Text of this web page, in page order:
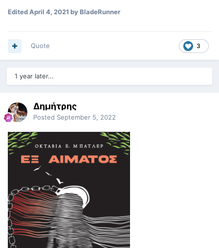
EditedApril 4, 2021 by BladeRunner
3
Quote
1 year later...
Δημήτρης
Posted September 5, 2022